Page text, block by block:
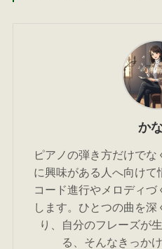
か
ピアノの弾き方だけで
に興味がある人へ向けて
コード進行やメロディづ
します。ひとつの曲を
り、自分のフレーズが
る、そんなきっか